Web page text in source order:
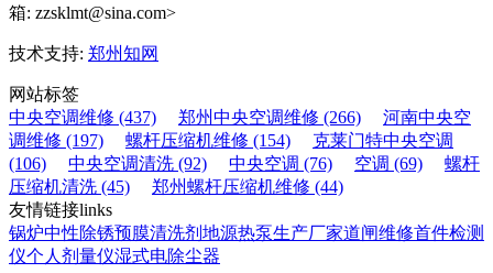
箱: zzsklmt@sina.com>
技术支持: 郑州知网
网站标签
中央空调维修 (437)
郑州中央空调维修 (266)
河南中央空
调维修 (197)
螺杆压缩机维修 (154)
克莱门特中央空调
(106)
中央空调清洗 (92) 中央空调 (76) 空调 (69)
螺杆
压缩机清洗 (45)
郑州螺杆压缩机维修 (44)
友情链接links
锅炉中性除锈预膜清洗剂 地源热泵生产厂家道闸维修首件检测
仪个人剂量仪湿式电除尘器